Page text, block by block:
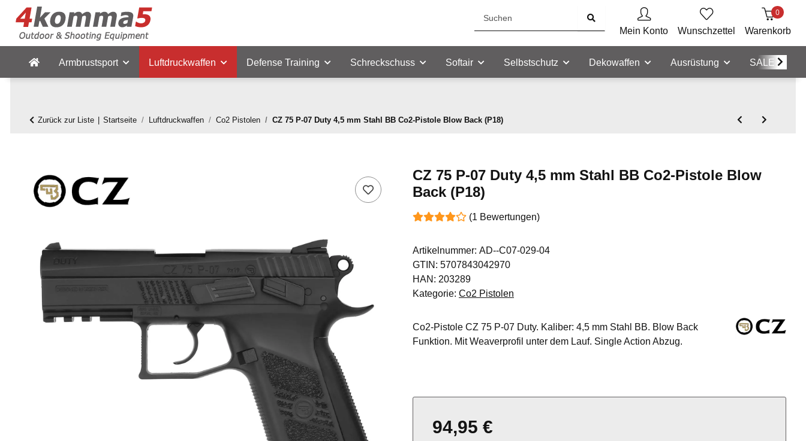
Mein Konto Wunschzettel
0
Warenkorb
Armbrustsport Luftdruckwaffen Defense Training Schreckschuss Softair Selbstschutz Dekowaffen Ausrüstung SALE
Zurück zur Liste Startseite Luftdruckwaffen Co2 Pistolen CZ 75 P-07 Duty 4,5 mm Stahl BB Co2-Pistole Blow Back (P18)
CZ 75 P-07 Duty 4,5 mm Stahl BB Co2-Pistole Blow
Back (P18)
(1 Bewertungen)
Artikelnummer: AD--C07-029-04
GTIN: 5707843042970
HAN: 203289
Kategorie: Co2 Pistolen
Co2-Pistole CZ 75 P-07 Duty. Kaliber: 4,5 mm Stahl BB. Blow Back
Funktion. Mit Weaverprofil unter dem Lauf. Single Action Abzug.
94,95 €